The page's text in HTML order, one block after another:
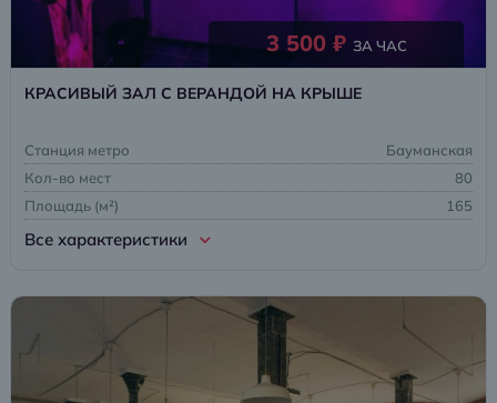
3 500 ₽ ЗА ЧАС
КРАСИВЫЙ ЗАЛ С ВЕРАНДОЙ НА КРЫШЕ
Станция метро
Бауманская
Кол-во мест
80
Площадь (м²)
165
Все характеристики